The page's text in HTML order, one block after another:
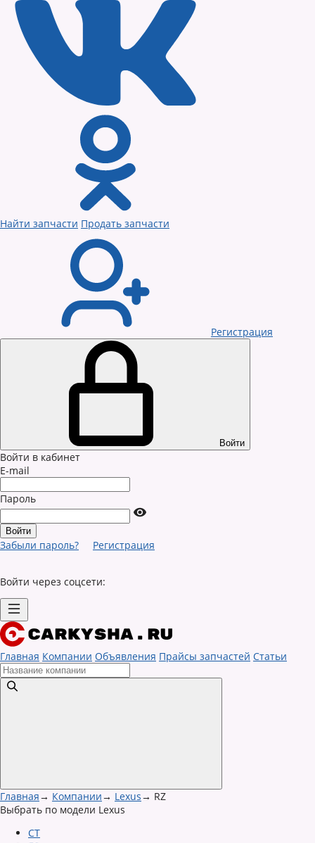
Найти запчасти Продать запчасти
Регистрация
Войти
Войти в кабинет
E-mail
Пароль
Забыли пароль? Регистрация
Войти через соцсети:
Главная Компании Объявления Прайсы запчастей Статьи
Главная→ Компании→ Lexus→ RZ
Выбрать по модели Lexus
CT